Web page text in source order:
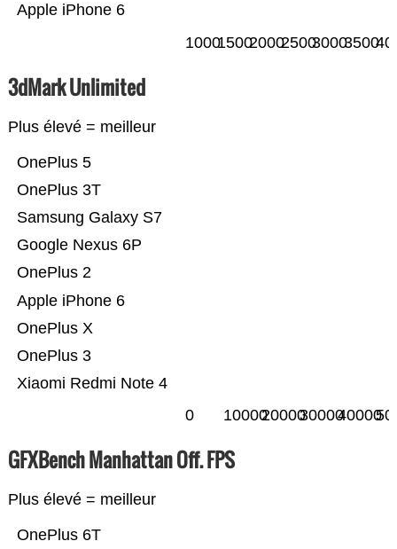
Apple iPhone 6
100015002000250030003500
3dMark Unlimited
Plus élevé = meilleur
Xiaomi Redmi Note 4
OnePlus 3
OnePlus X
Apple iPhone 6
OnePlus 2
Google Nexus 6P
Samsung Galaxy S7
OnePlus 3T
OnePlus 5
0 10000200003000040000
GFXBench Manhattan Off. FPS
Plus élevé = meilleur
OnePlus 6T